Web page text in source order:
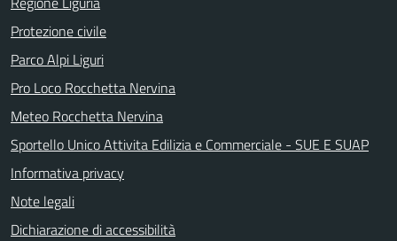
Protezione civile
Parco Alpi Liguri
Pro Loco Rocchetta Nervina
Meteo Rocchetta Nervina
Sportello Unico Attivita Edilizia e Commerciale - SUE E SUAP
Informativa privacy
Note legali
Dichiarazione di accessibilità